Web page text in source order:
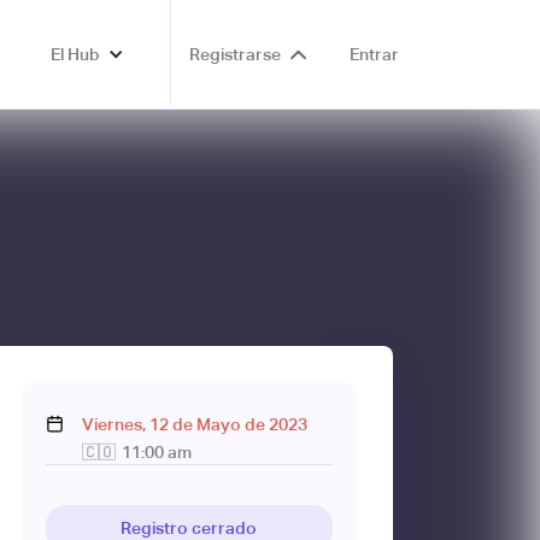
El Hub Registrarse Entrar
Viernes, 12 de Mayo de 2023
🇨🇴 11:00 am
Registro cerrado